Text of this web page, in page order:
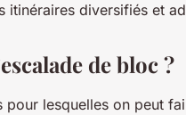
itinéraires diversifiés et
de bloc ?
pour lesquelles on peut